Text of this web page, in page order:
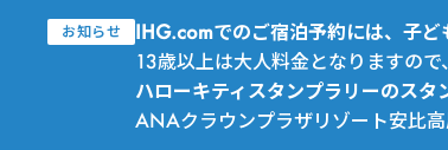
お知らせ IHG.comでのご宿泊予約には、子
13歳以上は大人料金となりますので
ハローキティスタンプラリーのスタ
ANAクラウンプラザリゾート安比